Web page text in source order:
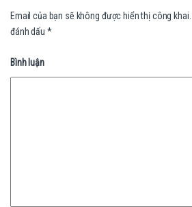
Email của bạn sẽ không được hiển thị công khai.
đánh dấu *
Bình luận